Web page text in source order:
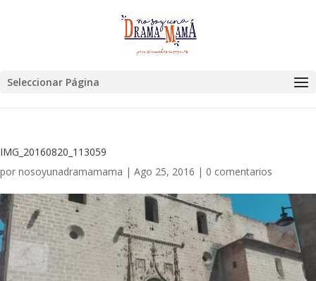
Seleccionar Página
IMG_20160820_113059
por nosoyunadramamama | Ago 25, 2016 | 0 comentarios